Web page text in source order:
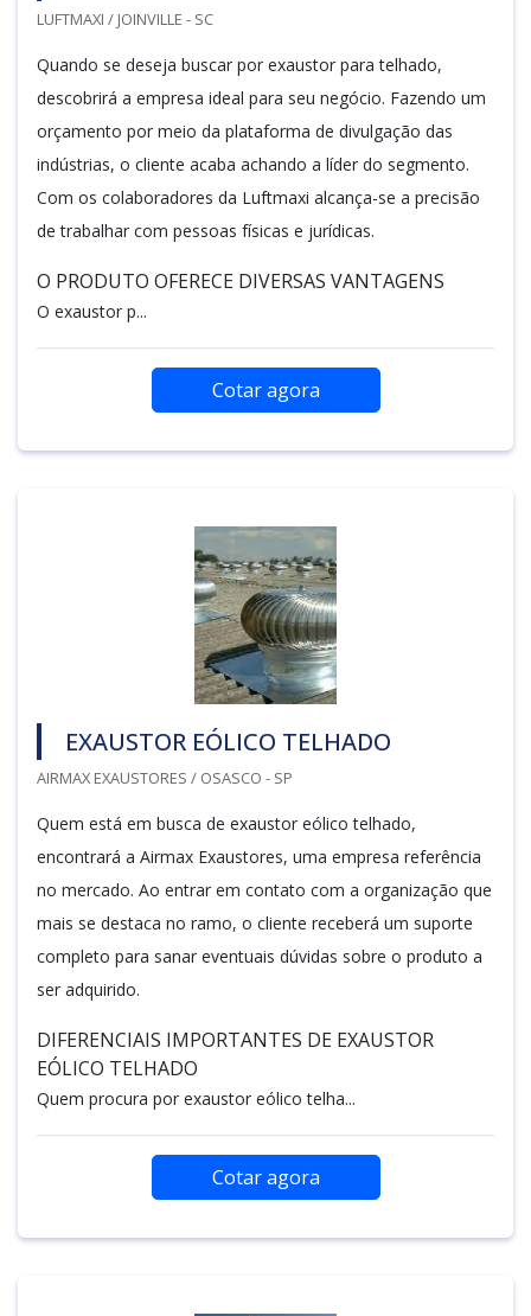
LUFTMAXI / JOINVILLE - SC
Quando se deseja buscar por exaustor para telhado,
descobrirá a empresa ideal para seu negócio. Fazendo um
orçamento por meio da plataforma de divulgação das
indústrias, o cliente acaba achando a líder do segmento.
Com os colaboradores da Luftmaxi alcança-se a precisão
de trabalhar com pessoas físicas e jurídicas.
O PRODUTO OFERECE DIVERSAS VANTAGENS
O exaustor p...
Cotar agora
EXAUSTOR EÓLICO TELHADO
AIRMAX EXAUSTORES / OSASCO - SP
Quem está em busca de exaustor eólico telhado,
encontrará a Airmax Exaustores, uma empresa referência
no mercado. Ao entrar em contato com a organização que
mais se destaca no ramo, o cliente receberá um suporte
completo para sanar eventuais dúvidas sobre o produto a
ser adquirido.
DIFERENCIAIS IMPORTANTES DE EXAUSTOR
EÓLICO TELHADO
Quem procura por exaustor eólico telha...
Cotar agora